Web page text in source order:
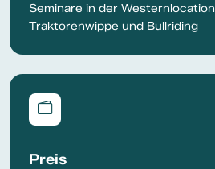
Seminare in der Westernlocation
Traktorenwippe und Bullriding
Preis